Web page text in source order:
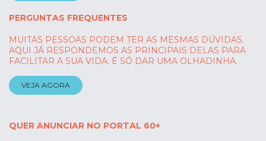
PERGUNTAS FREQUENTES
MUITAS PESSOAS PODEM TER AS MESMAS DÚVIDAS.
AQUI JÁ RESPONDEMOS AS PRINCIPAIS DELAS PARA
FACILITAR A SUA VIDA. É SÓ DAR UMA OLHADINHA.
VEJA AGORA
QUER ANUNCIAR NO PORTAL 60+